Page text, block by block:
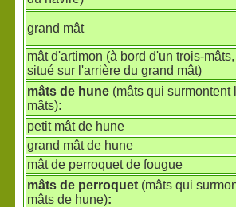
grand mât
mât d'artimon (à bord d'un trois-
situé sur l'arrière du grand mât)
mâts de hune (mâts qui surmontent
mâts):
petit mât de hune
grand mât de hune
mât de perroquet de fougue
mâts de perroquet (mâts qui
mâts de hune):